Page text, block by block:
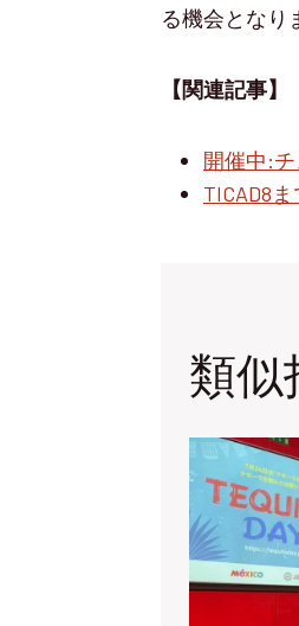
る機会となり
【関連記事】
開催中:
TICAD8
類似